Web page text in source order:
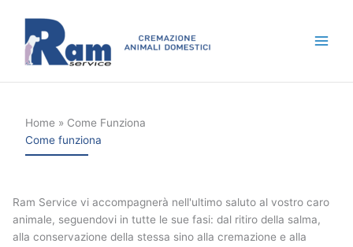
contenuto
Home
Come Funziona
Come funziona
Ram Service vi accompagnerà nell'ultimo saluto al vostro caro
animale, seguendovi in tutte le sue fasi: dal ritiro della salma,
alla conservazione della stessa sino alla cremazione e alla